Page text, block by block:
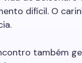
difícil. O
também